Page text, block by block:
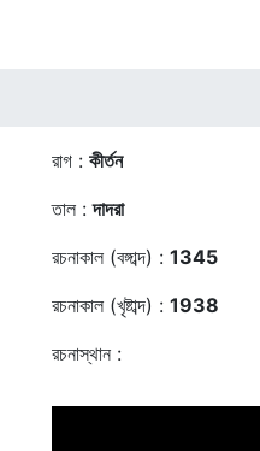
রাগ : কীর্তন
তাল :দাদরা
রচনাকাল (বঙ্গাব্দ) : 1345
রচনাকাল (খৃষ্টাব্দ) : 1938
রচনাস্থান :